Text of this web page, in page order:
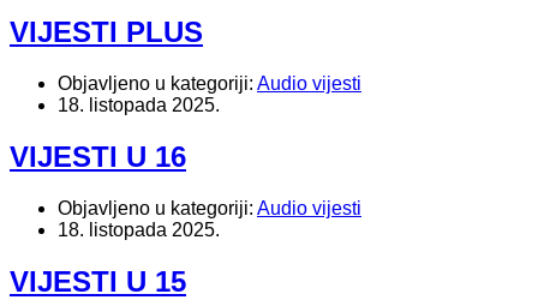
VIJESTI PLUS
Objavljeno u kategoriji: Audio vijesti
18. listopada 2025.
VIJESTI U 16
Objavljeno u kategoriji: Audio vijesti
18. listopada 2025.
VIJESTI U 15